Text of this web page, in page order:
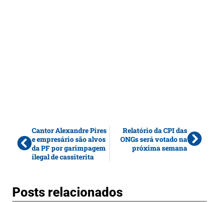
Cantor Alexandre Pires
e empresário são alvos
da PF por garimpagem
ilegal de cassiterita
Relatório da CPI das
ONGs será votado na
próxima semana
Posts relacionados